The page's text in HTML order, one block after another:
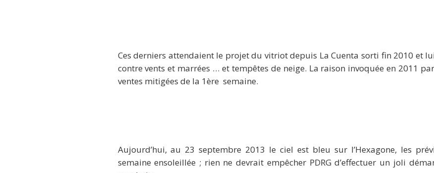
Ces derniers attendaient le projet du vitriot depuis La Cuenta sorti fin 2010 et
contre vents et marrées … et tempêtes de neige. La raison invoquée en 2011
ventes mitigées de la 1ère semaine.
Aujourd’hui, au 23 septembre 2013 le ciel est bleu sur l’Hexagone, les
semaine ensoleillée ; rien ne devrait empêcher PDRG d’effectuer un joli